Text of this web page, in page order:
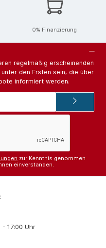
0% Finanzierung
regelmäßig erscheinenden
den Ersten sein, die über
informiert werden.
zur Kenntnis genommen
einverstanden.
- 17:00 Uhr